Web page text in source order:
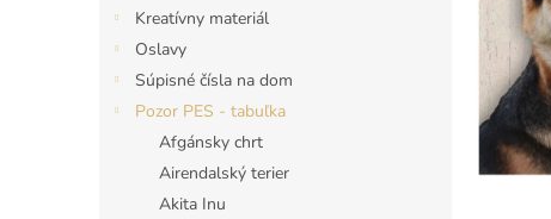
Kreatívny materiál
Oslavy
Súpisné čísla na dom
Pozor PES - tabuľka
Afgánsky chrt
Airendalský terier
Akita Inu